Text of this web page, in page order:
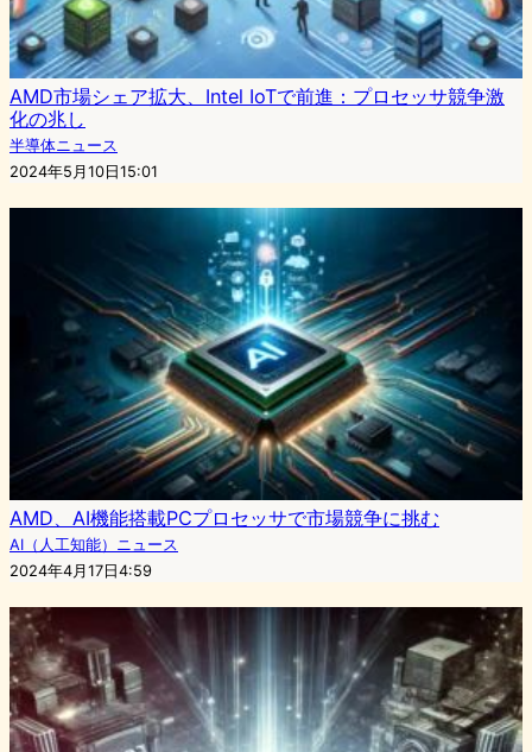
AMD市場シェア拡大、Intel IoTで前進：プロセッサ競争激
化の兆し
半導体ニュース
2024年5月10日15:01
AMD、AI機能搭載PCプロセッサで市場競争に挑む
AI（人工知能）ニュース
2024年4月17日4:59